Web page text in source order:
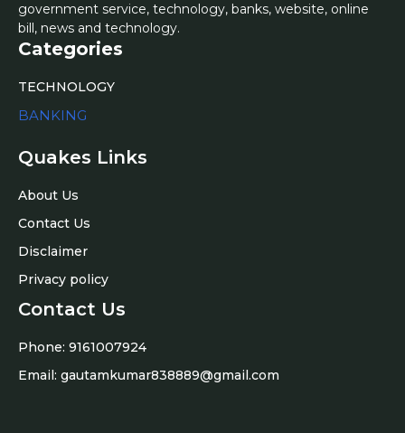
government service, technology, banks, website, online
bill, news and technology.
Categories
TECHNOLOGY
BANKING
Quakes Links
About Us
Contact Us
Disclaimer
Privacy policy
Contact Us
Phone: 9161007924
Email: gautamkumar838889@gmail.com